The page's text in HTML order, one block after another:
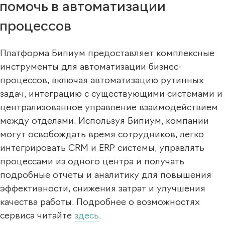
помочь в автоматизации
процессов
Платформа Бипиум предоставляет комплексные
инструменты для автоматизации бизнес-
процессов, включая автоматизацию рутинных
задач, интеграцию с существующими системами и
централизованное управление взаимодействием
между отделами. Используя Бипиум, компании
могут освобождать время сотрудников, легко
интегрировать CRM и ERP системы, управлять
процессами из одного центра и получать
подробные отчеты и аналитику для повышения
эффективности, снижения затрат и улучшения
качества работы. Подробнее о возможностях
сервиса читайте здесь.